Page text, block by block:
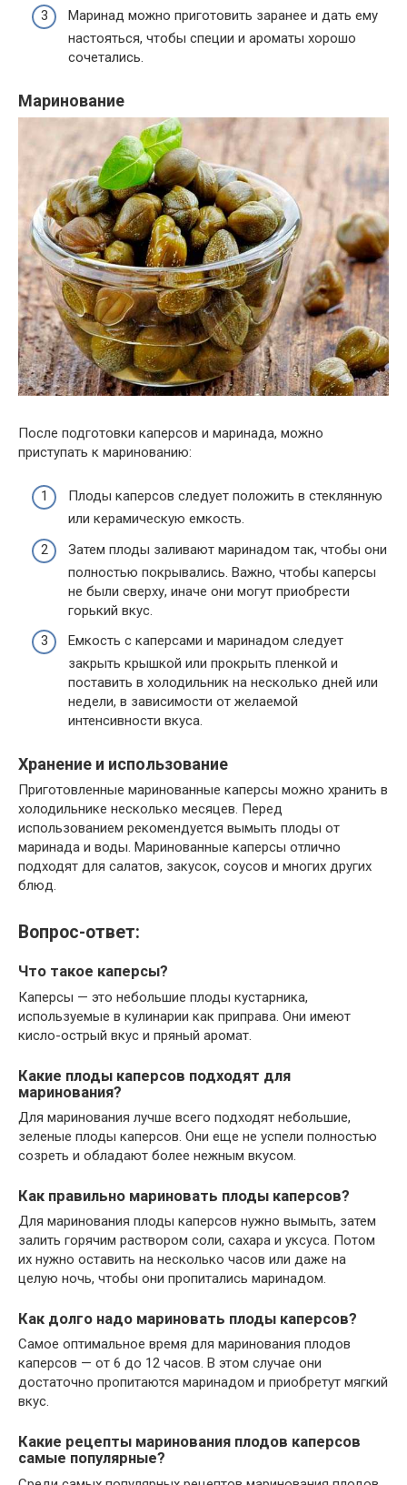
Маринад можно приготовить заранее и дать ему
настояться, чтобы специи и ароматы хорошо
сочетались.
Маринование
После подготовки каперсов и маринада, можно
приступать к маринованию:
Плоды каперсов следует положить в стеклянную
или керамическую емкость.
Затем плоды заливают маринадом так, чтобы они
полностью покрывались. Важно, чтобы каперсы
не были сверху, иначе они могут приобрести
горький вкус.
Емкость с каперсами и маринадом следует
закрыть крышкой или прокрыть пленкой и
поставить в холодильник на несколько дней или
недели, в зависимости от желаемой
интенсивности вкуса.
Хранение и использование
Приготовленные маринованные каперсы можно хранить в
холодильнике несколько месяцев. Перед
использованием рекомендуется вымыть плоды от
маринада и воды. Маринованные каперсы отлично
подходят для салатов, закусок, соусов и многих других
блюд.
Вопрос-ответ:
Что такое каперсы?
Каперсы — это небольшие плоды кустарника,
используемые в кулинарии как приправа. Они имеют
кисло-острый вкус и пряный аромат.
Какие плоды каперсов подходят для
маринования?
Для маринования лучше всего подходят небольшие,
зеленые плоды каперсов. Они еще не успели полностью
созреть и обладают более нежным вкусом.
Как правильно мариновать плоды каперсов?
Для маринования плоды каперсов нужно вымыть, затем
залить горячим раствором соли, сахара и уксуса. Потом
их нужно оставить на несколько часов или даже на
целую ночь, чтобы они пропитались маринадом.
Как долго надо мариновать плоды каперсов?
Самое оптимальное время для маринования плодов
каперсов — от 6 до 12 часов. В этом случае они
достаточно пропитаются маринадом и приобретут мягкий
вкус.
Какие рецепты маринования плодов каперсов
самые популярные?